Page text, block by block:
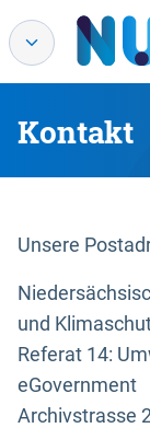
Kontakt
Unsere
und
Referat 14:
eGovernment
Archivstrasse